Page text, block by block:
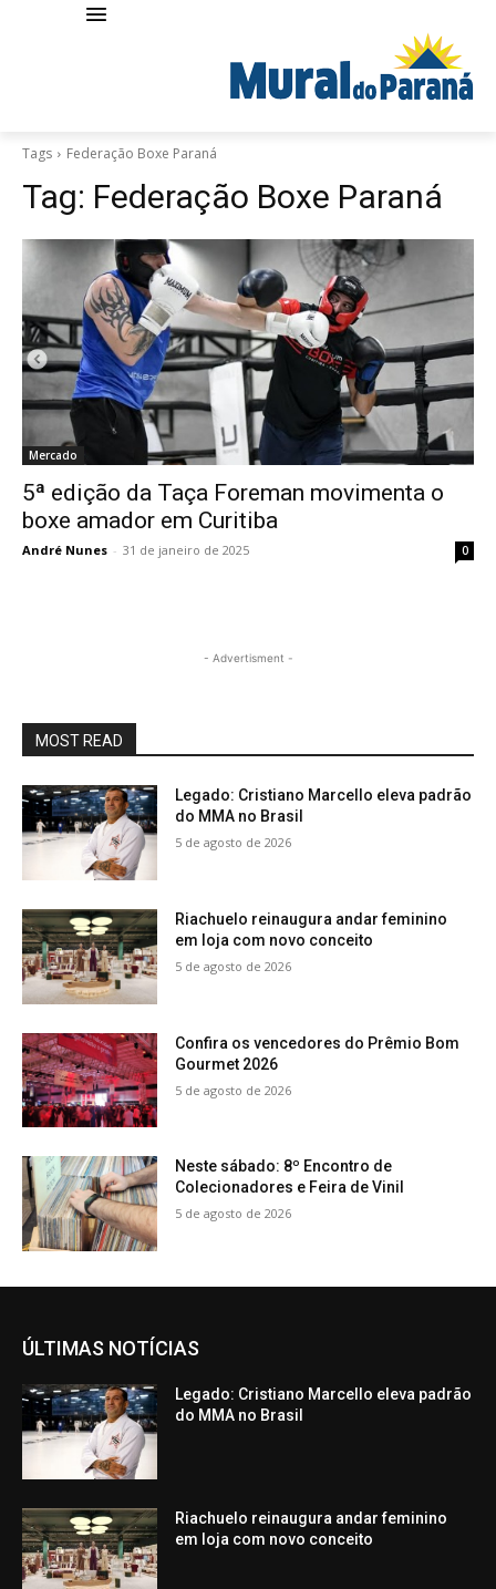
Tags Federação Boxe Paraná
Tag: Federação Boxe Paraná
Mercado
5ª edição da Taça Foreman movimenta o
boxe amador em Curitiba
André Nunes - 31 de janeiro de 2025 0
- Advertisment -
MOST READ
Legado: Cristiano Marcello eleva padrão
do MMA no Brasil
5 de agosto de 2026
Riachuelo reinaugura andar feminino
em loja com novo conceito
5 de agosto de 2026
Confira os vencedores do Prêmio Bom
Gourmet 2026
5 de agosto de 2026
Neste sábado: 8º Encontro de
Colecionadores e Feira de Vinil
5 de agosto de 2026
ÚLTIMAS NOTÍCIAS
Legado: Cristiano Marcello eleva padrão
do MMA no Brasil
Riachuelo reinaugura andar feminino
em loja com novo conceito